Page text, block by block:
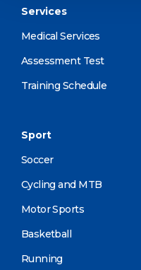
Services
Medical Services
Assessment Test
Training Schedule
Sport
Soccer
Cycling and MTB
Motor Sports
Basketball
Running